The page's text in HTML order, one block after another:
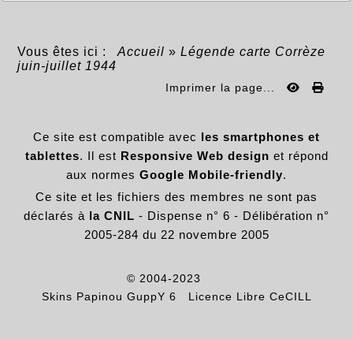
Vous êtes ici : Accueil » Légende carte Corrèze
juin-juillet 1944
Imprimer la page...
Ce site est compatible avec les smartphones et
tablettes. Il est Responsive Web design et répond
aux normes Google Mobile-friendly.
Ce site et les fichiers des membres ne sont pas
déclarés à la CNIL - Dispense n° 6 - Délibération n°
2005-284 du 22 novembre 2005
© 2004-2023
Skins Papinou GuppY 6
Licence Libre CeCILL